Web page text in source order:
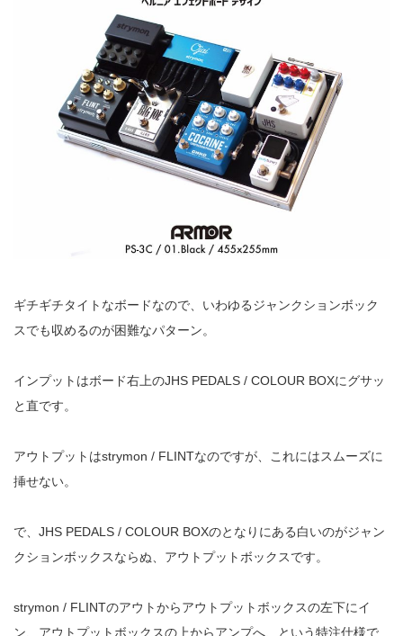
ギチギチタイトなボードなので、いわゆるジャンクションボック
スでも収めるのが困難なパターン。
インプットはボード右上のJHS PEDALS / COLOUR BOXにグサッ
と直です。
アウトプットはstrymon / FLINTなのですが、これにはスムーズに
挿せない。
で、JHS PEDALS / COLOUR BOXのとなりにある白いのがジャン
クションボックスならぬ、アウトプットボックスです。
strymon / FLINTのアウトからアウトプットボックスの左下にイ
ン、アウトプットボックスの上からアンプへ、という特注仕様で